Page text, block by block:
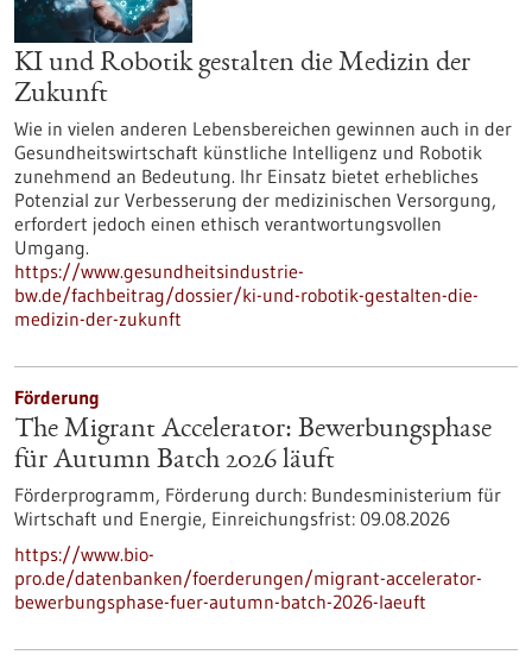
KI und Robotik gestalten die Medizin der
Zukunft
Wie in vielen anderen Lebensbereichen gewinnen auch in der
Gesundheitswirtschaft künstliche Intelligenz und Robotik
zunehmend an Bedeutung. Ihr Einsatz bietet erhebliches
Potenzial zur Verbesserung der medizinischen Versorgung,
erfordert jedoch einen ethisch verantwortungsvollen
Umgang.
https://www.gesundheitsindustrie-
bw.de/fachbeitrag/dossier/ki-und-robotik-gestalten-die-
medizin-der-zukunft
Förderung
The Migrant Accelerator: Bewerbungsphase
für Autumn Batch 2026 läuft
Förderprogramm, Förderung durch: Bundesministerium für
Wirtschaft und Energie, Einreichungsfrist: 09.08.2026
https://www.bio-
pro.de/datenbanken/foerderungen/migrant-accelerator-
bewerbungsphase-fuer-autumn-batch-2026-laeuft